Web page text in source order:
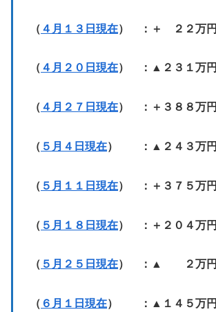
（ ４月１３日現在） ：＋ ２２万円
（ ４月２０日現在） ：▲２３１万円
（ ４月２７日現在） ：＋３８８万円
（ ５月４日現在） ：▲２４３万円
（ ５月１１日現在） ：＋３７５万円
（ ５月１８日現在） ：＋２０４万円
（ ５月２５日現在） ：▲ ２万円
（ ６月１日現在） ：▲１４５万円